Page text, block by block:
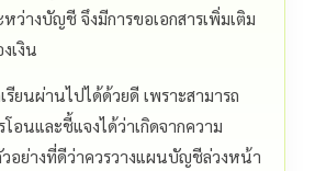
ว่างบัญชี จึงมีการขอเอกสารเพิ่มเติม
เงิน
รียนผ่านไปได้ด้วยดี เพราะสามารถ
อนและชี้แจงได้ว่าเกิดจากความ
อย่างที่ดีว่าควรวางแผนบัญชีล่วงหน้า